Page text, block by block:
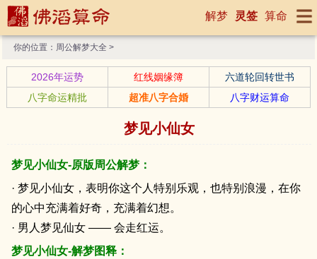
解梦 灵签 算命
你的位置： 周公解梦大全 >
2026年运势 红线姻缘簿
六道轮回转世书
八字命运精批
超准八字合婚 八字财运算命
梦见小仙女
梦见小仙女-原版周公解梦：
· 梦见小仙女，表明你这个人特别乐观，也特别浪漫，在你
的心中充满着好奇，充满着幻想。
· 男人梦见仙女 —— 会走红运。
梦见小仙女-解梦图释：